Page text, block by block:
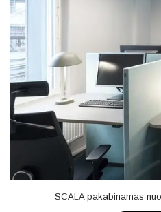
SCALA pakabinamas